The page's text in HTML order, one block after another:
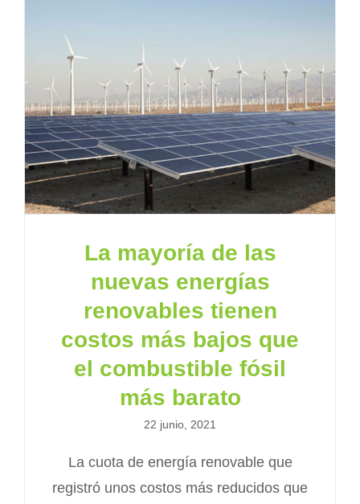
La mayoría de las
nuevas energías
renovables tienen
costos más bajos que
el combustible fósil
más barato
22 junio, 2021
La cuota de energía renovable que
registró unos costos más reducidos que